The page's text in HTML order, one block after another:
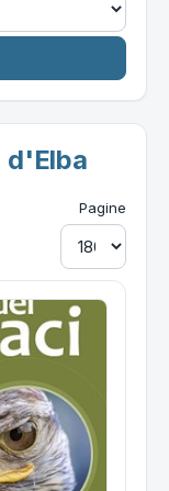
d'Elba
Pagine